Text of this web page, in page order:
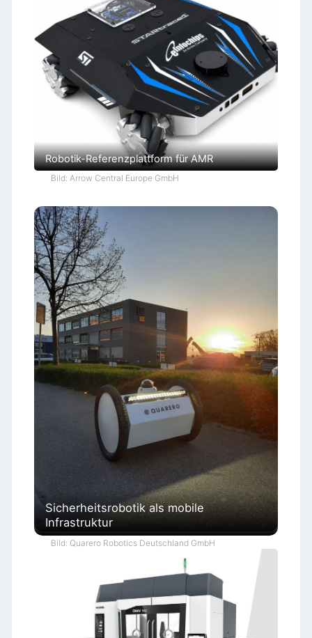
Robotik-Referenzplattform für AMR
Bild: Arrow Central Europe GmbH
Sicherheitsrobotik als mobile
Infrastruktur
Bild: Quarero Robotics Deutschland GmbH